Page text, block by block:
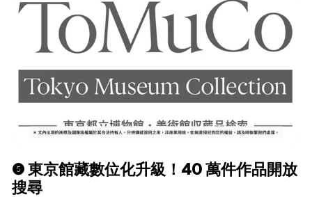
❺ 東京館藏數位化升級！40 萬件作品開放
搜尋